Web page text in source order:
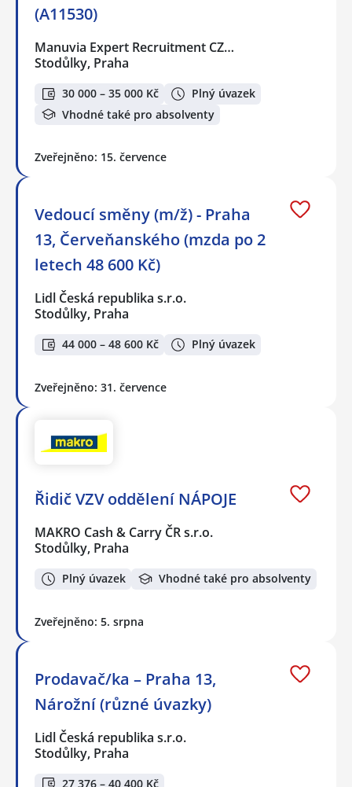
(A11530)
Manuvia Expert Recruitment CZ…
Stodůlky, Praha
30 000 – 35 000 Kč
Plný úvazek
Vhodné také pro absolventy
Zveřejněno: 15. července
Vedoucí směny (m/ž) - Praha
13, Červeňanského (mzda po 2
letech 48 600 Kč)
Lidl Česká republika s.r.o.
Stodůlky, Praha
44 000 – 48 600 Kč Plný úvazek
Zveřejněno: 31. července
Řidič VZV oddělení NÁPOJE
MAKRO Cash & Carry ČR s.r.o.
Stodůlky, Praha
Plný úvazek Vhodné také pro absolventy
Zveřejněno: 5. srpna
Prodavač/ka – Praha 13,
Nárožní (různé úvazky)
Lidl Česká republika s.r.o.
Stodůlky, Praha
27 376 – 40 400 Kč